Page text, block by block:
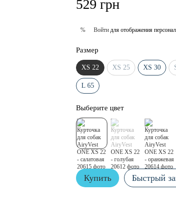
529 грн
% Войти для отображения
Размер
XS 22 XS 25 XS 30
L 65
Выберите цвет
Купить Быстрый